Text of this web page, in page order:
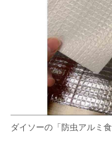
ダイソーの「防虫アルミ